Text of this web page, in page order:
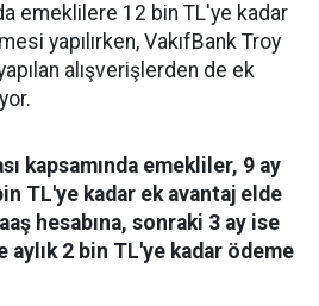
emeklilere 12 bin TL'ye kadar
yapılırken, VakıfBank Troy
alışverişlerden de ek
kapsamında emekliler, 9 ay
TL'ye kadar ek avantaj elde
hesabına, sonraki 3 ay ise
aylık 2 bin TL'ye kadar ödeme